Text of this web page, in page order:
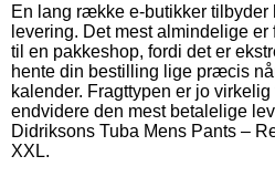
En lang række e-butikker tilbyder
levering. Det mest almindelige
til en pakkeshop, fordi det er
hente din bestilling lige præcis
kalender. Fragttypen er jo
endvidere den mest betalelige
Didriksons Tuba Mens Pants –
XXL.